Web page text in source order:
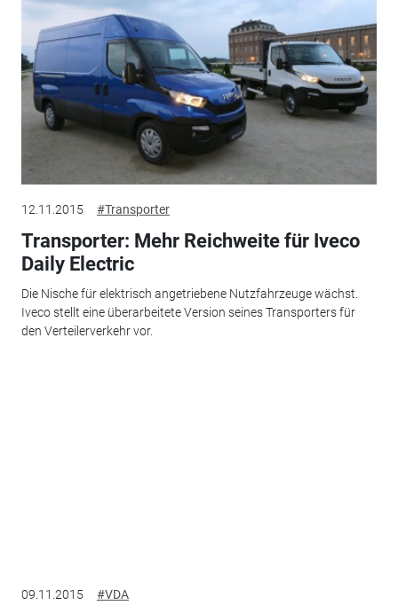
12.11.2015 #Transporter
Transporter: Mehr Reichweite für Iveco
Daily Electric
Die Nische für elektrisch angetriebene Nutzfahrzeuge wächst.
Iveco stellt eine überarbeitete Version seines Transporters für
den Verteilerverkehr vor.
09.11.2015 #VDA